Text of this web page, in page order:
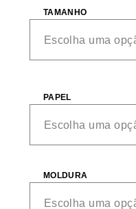
TAMANHO
PAPEL
MOLDURA